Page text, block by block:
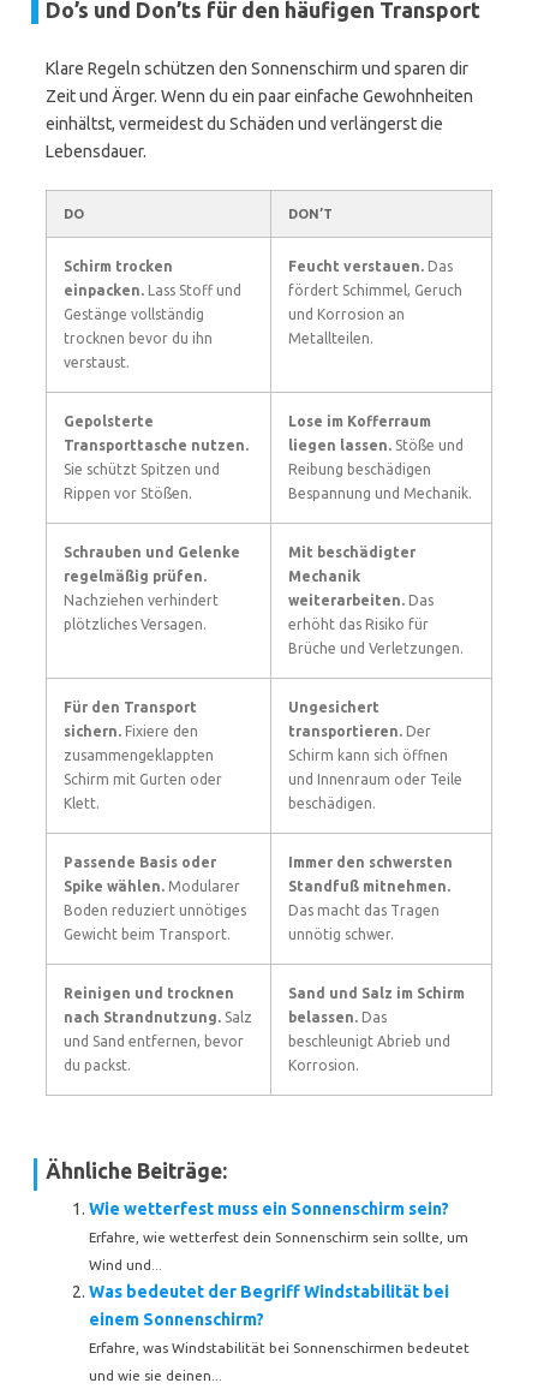
Do’s und Don’ts für den häufigen Transport
Klare Regeln schützen den Sonnenschirm und sparen dir
Zeit und Ärger. Wenn du ein paar einfache Gewohnheiten
einhältst, vermeidest du Schäden und verlängerst die
Lebensdauer.
DO DON’T
Schirm trocken
einpacken. Lass Stoff und
Gestänge vollständig
trocknen bevor du ihn
verstaust.
Feucht verstauen. Das
fördert Schimmel, Geruch
und Korrosion an
Metallteilen.
Gepolsterte
Transporttasche nutzen.
Sie schützt Spitzen und
Rippen vor Stößen.
Lose im Kofferraum
liegen lassen. Stöße und
Reibung beschädigen
Bespannung und Mechanik.
Schrauben und Gelenke
regelmäßig prüfen.
Nachziehen verhindert
plötzliches Versagen.
Mit beschädigter
Mechanik
weiterarbeiten. Das
erhöht das Risiko für
Brüche und Verletzungen.
Für den Transport
sichern. Fixiere den
zusammengeklappten
Schirm mit Gurten oder
Klett.
Ungesichert
transportieren. Der
Schirm kann sich öffnen
und Innenraum oder Teile
beschädigen.
Passende Basis oder
Spike wählen. Modularer
Boden reduziert unnötiges
Gewicht beim Transport.
Immer den schwersten
Standfuß mitnehmen.
Das macht das Tragen
unnötig schwer.
Reinigen und trocknen
nach Strandnutzung. Salz
und Sand entfernen, bevor
du packst.
Sand und Salz im Schirm
belassen. Das
beschleunigt Abrieb und
Korrosion.
Ähnliche Beiträge:
Wie wetterfest muss ein Sonnenschirm sein?
Erfahre, wie wetterfest dein Sonnenschirm sein sollte, um
Wind und...
Was bedeutet der Begriff Windstabilität bei
einem Sonnenschirm?
Erfahre, was Windstabilität bei Sonnenschirmen bedeutet
und wie sie deinen...